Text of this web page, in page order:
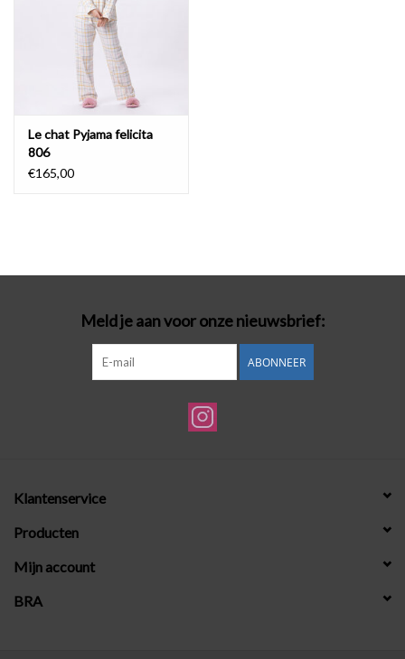
Le chat Pyjama felicita
806
€165,00
Meld je aan voor onze nieuwsbrief:
ABONNEER
Klantenservice
Producten
Mijn account
BRA